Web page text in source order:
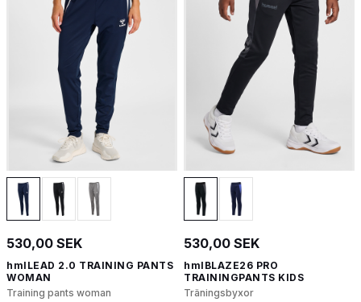
530,00 SEK
hmlLEAD 2.0 TRAINING PANTS
WOMAN
Training pants woman
530,00 SEK
hmlBLAZE26 PRO
TRAININGPANTS KIDS
Träningsbyxor